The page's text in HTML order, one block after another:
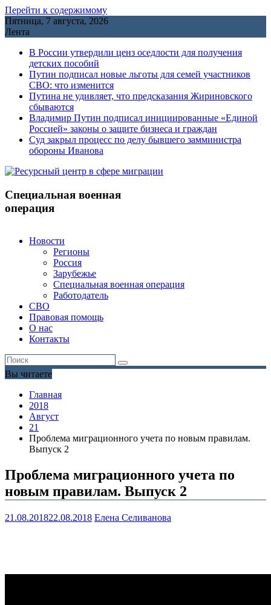
Перейти к содержимому
Пятница, 7 августа, 2026
Лента
В России утвердили ценз оседлости для получения
детских пособий
Путин подписал новые льготы для семей участников
СВО: что изменится
Путина не удивляет, что предсказания Жириновского
сбываются
Владимир Путин подписал инициированные «Единой
Россией» законы о защите бизнеса и граждан
Cуд закрыл процесс по делу бывшего замминистра
обороны Иванова
Специальная военная
операция
Новости
Регионы
Россия
Зарубежье
Специальная военная операция
Работодатель
СВО
Правовая помощь
О нас
Контакты
Вы читаете
Главная
2018
Август
21
Проблема миграционного учета по новым правилам.
Выпуск 2
Проблема миграционного учета по
новым правилам. Выпуск 2
21.08.201822.08.2018 Елена Селиванова